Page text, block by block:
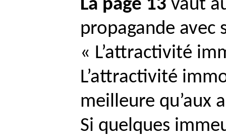
La page 13 vaut
propagande
« L’attractivité
L’attractivité
meilleure qu’aux
Si quelques